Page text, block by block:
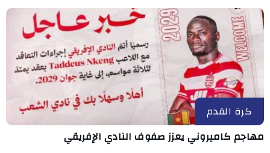
كرة القدم
مهاجم كاميروني يعزز صفوف النادي الإفريقي